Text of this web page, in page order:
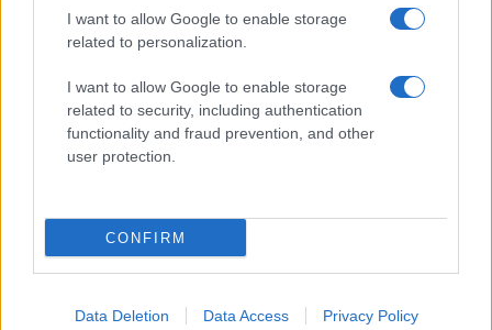
I want to allow Google to enable storage
related to personalization.
I want to allow Google to enable storage
related to security, including authentication
functionality and fraud prevention, and other
user protection.
CONFIRM
Data Deletion Data Access Privacy Policy
Monte Pino, la fine di un lungo dolore: storia e
rinascita della strada che segnò la Gallura
Raid nelle campagne di Berchidda, rischio per
la rete elettrica